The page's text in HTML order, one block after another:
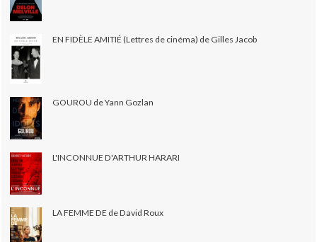
EN FIDÈLE AMITIÉ (Lettres de cinéma) de Gilles Jacob
GOUROU de Yann Gozlan
L'INCONNUE D'ARTHUR HARARI
LA FEMME DE de David Roux